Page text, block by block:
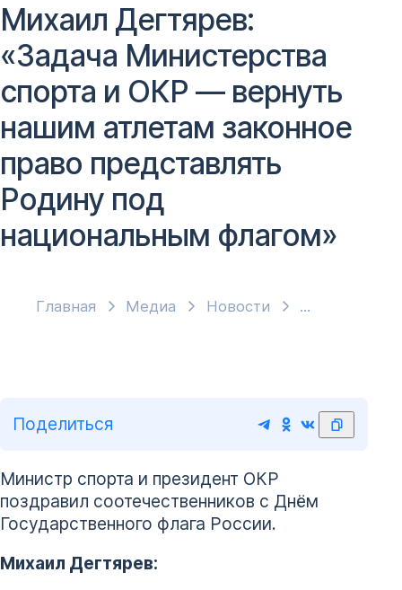
Главная Медиа Новости
Михаил Дегтярев:
«Задача Министерства
спорта и ОКР — вернуть
нашим атлетам законное
право представлять
Родину под
национальным флагом»
Поделиться
Министр спорта и президент ОКР
поздравил соотечественников с Днём
Государственного флага России.
Михаил Дегтярев: